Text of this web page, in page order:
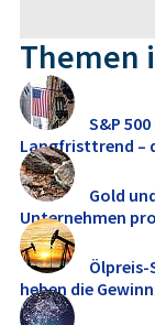
Themen
S&P
Langfristtrend –
Gold
Unternehmen
Ölpreis-
heben die